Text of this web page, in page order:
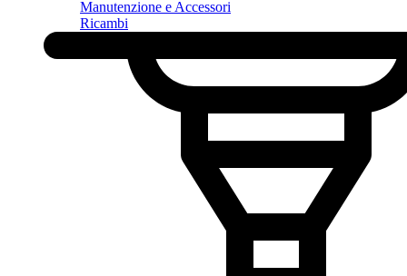
Manutenzione e Accessori
Ricambi